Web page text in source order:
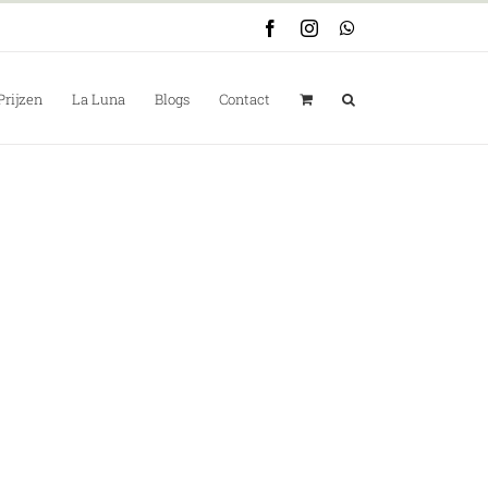
FacebookInstagramWhatsApp
La Luna Blogs Contact